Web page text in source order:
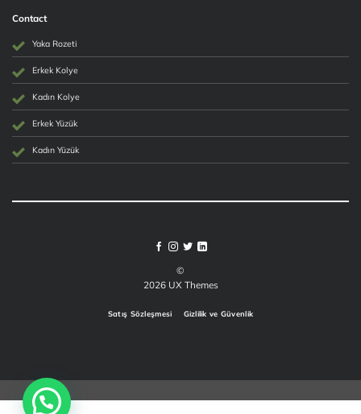
Contact
Yaka Rozeti
Erkek Kolye
Kadın Kolye
Erkek Yüzük
Kadın Yüzük
©
2026 UX Themes
Satış Sözleşmesi Gizlilik ve Güvenlik